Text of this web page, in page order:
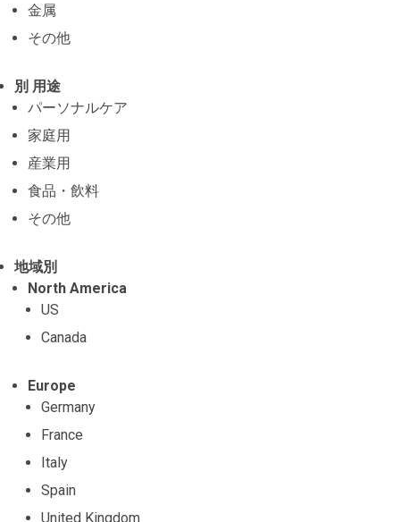
金属
その他
別 用途
パーソナルケア
家庭用
産業用
食品・飲料
その他
地域別
North America
US
Canada
Europe
Germany
France
Italy
Spain
United Kingdom